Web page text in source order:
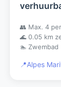
👥 Max. 4
🌊 0.05 km
🏊 Zwembad
📍Alpes